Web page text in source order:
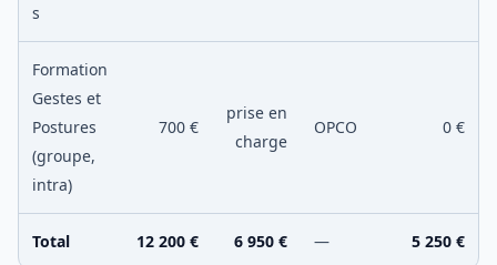
s
Formation
Gestes et
Postures
(groupe,
intra)
700 €
prise en
charge
OPCO 0 €
Total 12 200 € 6 950 € — 5 250 €